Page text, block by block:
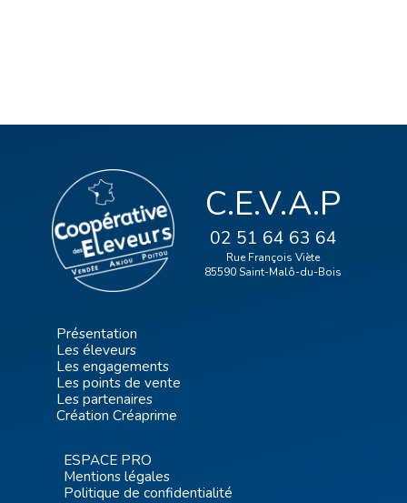
C.E.V.A.P
02 51 64 63 64
Rue François Viète
85590 Saint-Malô-du-Bois
Présentation
Les éleveurs
Les engagements
Les points de vente
Les partenaires
Création Créaprime
ESPACE PRO
Mentions légales
Politique de confidentialité